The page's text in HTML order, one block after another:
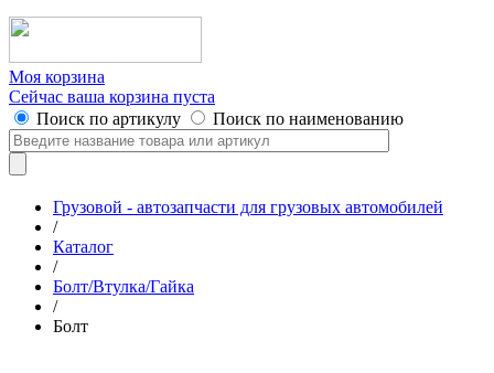
Моя корзина
Сейчас ваша корзина пуста
Поиск по артикулу
Поиск по наименованию
Грузовой - автозапчасти для грузовых автомобилей
/
Каталог
/
Болт/Втулка/Гайка
/
Болт